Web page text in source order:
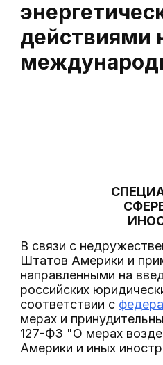
действиями
В связи с
Штатов Америки и
направленными на
российских
соответствии с
мерах и
127-ФЗ "О мерах
Америки и иных